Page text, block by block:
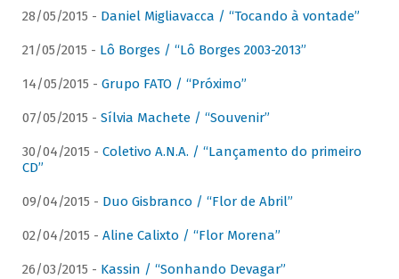
28/05/2015 - Daniel Migliavacca / “Tocando à vontade”
21/05/2015 - Lô Borges / “Lô Borges 2003-2013”
14/05/2015 - Grupo FATO / “Próximo”
07/05/2015 - Sílvia Machete / “Souvenir”
30/04/2015 - Coletivo A.N.A. / “Lançamento do primeiro
CD”
09/04/2015 - Duo Gisbranco / “Flor de Abril”
02/04/2015 - Aline Calixto / “Flor Morena”
26/03/2015 - Kassin / “Sonhando Devagar”